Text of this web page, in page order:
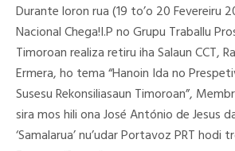
Durante loron rua (19 to’o 20 Fevereiru
Nacional Chega!I.P no Grupu Traballu
Timoroan realiza retiru iha Salaun CCT,
Ermera, ho tema “Hanoin Ida no
Susesu Rekonsiliasaun Timoroan”,
sira mos hili ona José António de Jesus
‘Samalarua’ nu’udar Portavoz PRT hodi